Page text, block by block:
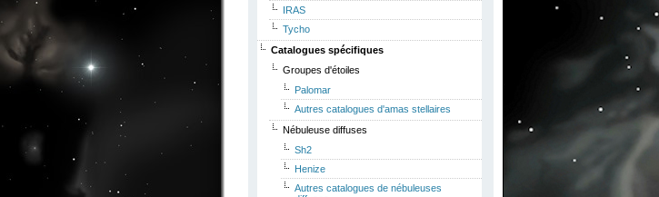
IRAS
Tycho
Catalogues spécifiques
Groupes d'étoiles
Palomar
Autres catalogues d'amas stellaires
Nébuleuse diffuses
Sh2
Henize
Autres catalogues de nébuleuses